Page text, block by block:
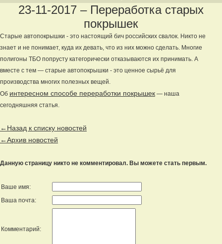
23-11-2017 – Переработка старых
покрышек
Старые автопокрышки - это настоящий бич российских свалок. Никто не
знает и не понимает, куда их девать, что из них можно сделать. Многие
полигоны ТБО попрусту категорически отказываются их принимать. А
вместе с тем — старые автопокрышки - это ценное сырьё для
производства многих полезных вещей.
Об интересном способе переработки покрышек — наша
сегодняшняя статья.
←Назад к списку новостей
←Архив новостей
Данную страницу никто не комментировал. Вы можете стать первым.
Ваше имя:
Ваша почта:
Комментарий: